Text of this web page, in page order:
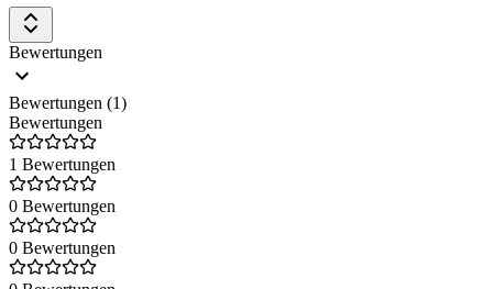
Bewertungen
Bewertungen (1)
Bewertungen
1 Bewertungen
0 Bewertungen
0 Bewertungen